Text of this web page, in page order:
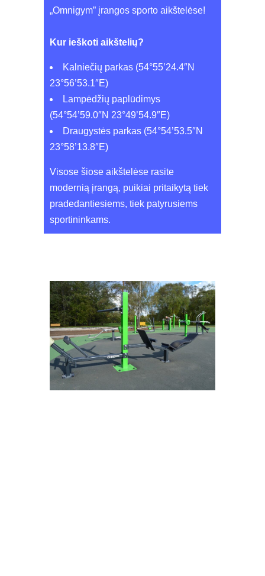
„Omnigym” įrangos sporto aikštelėse!
Kur ieškoti aikštelių?
Kalniečių parkas (54°55’24.4″N
23°56’53.1″E)
Lampėdžių paplūdimys
(54°54’59.0″N 23°49’54.9″E)
Draugystės parkas (54°54’53.5″N
23°58’13.8″E)
Visose šiose aikštelėse rasite
modernią įrangą, puikiai pritaikytą tiek
pradedantiesiems, tiek patyrusiems
sportininkams.